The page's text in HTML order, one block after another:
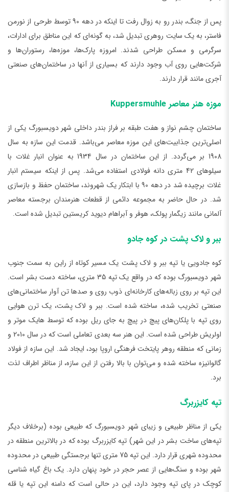
پس از جنگ، بندر رو به زوال رفت تا اینکه در دهه 90 توسط طرحی از نورمن
فاستر، به یک سایت روهری تبدیل شد، به گونه‌ای که این مناطق برای ادارات،
سرگرمی و مسکن طراحی شدند. امروزه پارک‌ها، موزه‌ها، رستوران‌ها و
شرکت‌هایی روی آب وجود دارند که بسیاری از آنها در ساختمان‌های صنعتی
آجری مانند قرار دارند.
موزه هنر معاصر Kuppersmuhle
ساختمان چشم نواز و هفت طبقه بر فراز بندر داخلی شهر دویسبورگ یکی از
اصلی‌ترین جذابیت‌های این موزه معاصر می‌باشد. قدمت این سازه به سال
1908 بر می‌گردد. از این ساختمان در سال 1934 به عنوان انبار غلات با
سیلوهای 42 متری دانه فولادی استفاده می‌شد. پس از اینکه سیستم انبار
غلات برچیده شد در دهه 90 با ابتکار یک شهروند، ساختمان حفظ و بازسازی
شد. در حال حاضر به مجموعه دائمی از قطعات هنرمندان برجسته معاصر
آلمانی مانند زیگمار پولک، هوفر و آبراهام دیوید کریستین تبدیل شده است.
ببر و لاک پشت در کوه جادو
کوه جادویی یا تپه ببر و لاک پشت یک مسیر کوتاه از راین به سمت جنوب
شهر دویسبورگ بوده که در واقع یک تپه 35 متری، ساخته دست بشر است.
این تپه بر روی زباله‌های کارخانه‌ای ذوب روی و صدها تن آوار ساختمانی‌های
صنعتی تخریب شده، ساخته شده است. ببر و لاک پشت، یک ترن هوایی
روی تپه با پلکان‌های پیچ در پیچ به جای ریل بوده که توسط هایک موتر و
اولریش طراحی شده است. این هنر سه بعدی تعاملی است که در سال 2010 و
زمانی که منطقه روهر پایتخت فرهنگی اروپا بود، ایجاد شد. این سازه از فولاد
گالوانیزه ساخته شده و می‌توان با بالا رفتن از این سازه، از مناظر اطراف لذت
برد.
تپه کایزربرگ
یکی از مناظر طبیعی و زیبای شهر دویسبورگ که طبیعی بوده (برخلاف دیگر
تپه‌های ساخت بشر در این شهر) تپه کایزربرگ بوده که در بالاترین منطقه در
محدوده شهری قرار دارد. این تپه 75 متری تنها برجستگی طبیعی در محدوده
شهر بوده و سنگ‌هایی از عصر حجر در خود پنهان دارد. یک باغ گیاه شناسی
کوچک در پای تپه وجود دارد، این در حالی است که دامنه این تپه یا قله